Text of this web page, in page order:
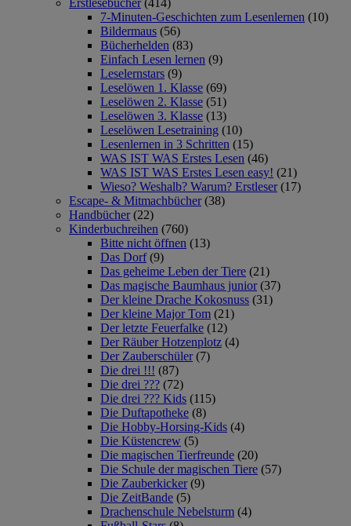
Erstlesebücher (414)
7-Minuten-Geschichten zum Lesenlernen (10)
Bildermaus (56)
Bücherhelden (83)
Einfach Lesen lernen (9)
Leselernstars (9)
Leselöwen 1. Klasse (69)
Leselöwen 2. Klasse (51)
Leselöwen 3. Klasse (13)
Leselöwen Lesetraining (10)
Lesenlernen in 3 Schritten (15)
WAS IST WAS Erstes Lesen (46)
WAS IST WAS Erstes Lesen easy! (21)
Wieso? Weshalb? Warum? Erstleser (17)
Escape- & Mitmachbücher (38)
Handbücher (22)
Kinderbuchreihen (760)
Bitte nicht öffnen (13)
Das Dorf (9)
Das geheime Leben der Tiere (21)
Das magische Baumhaus junior (37)
Der kleine Drache Kokosnuss (31)
Der kleine Major Tom (21)
Der letzte Feuerfalke (12)
Der Räuber Hotzenplotz (4)
Der Zauberschüler (7)
Die drei !!! (87)
Die drei ??? (72)
Die drei ??? Kids (115)
Die Duftapotheke (8)
Die Hobby-Horsing-Kids (4)
Die Küstencrew (5)
Die magischen Tierfreunde (20)
Die Schule der magischen Tiere (57)
Die Zauberkicker (9)
Die ZeitBande (5)
Drachenschule Nebelsturm (4)